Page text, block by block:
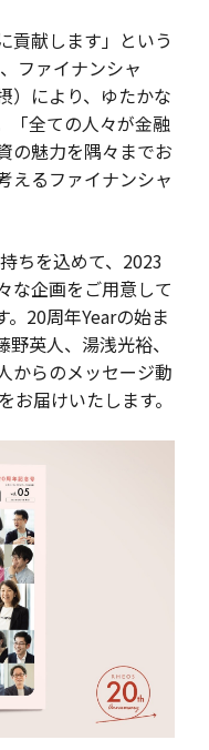
貢献します」という
ファイナンシャ
）により、ゆたかな
「全ての人々が金融
の魅力を隅々までお
えるファイナンシャ
ちを込めて、2023
な企画をご用意して
20周年Yearの始ま
英人、湯浅光裕、
からのメッセージ動
届けいたします。